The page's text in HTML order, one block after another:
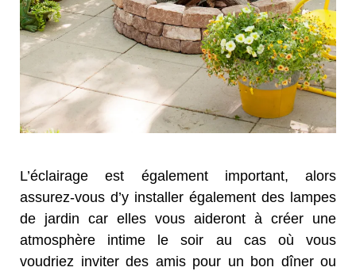
L’éclairage est également important, alors
assurez-vous d’y installer également des lampes
de jardin car elles vous aideront à créer une
atmosphère intime le soir au cas où vous
voudriez inviter des amis pour un bon dîner ou